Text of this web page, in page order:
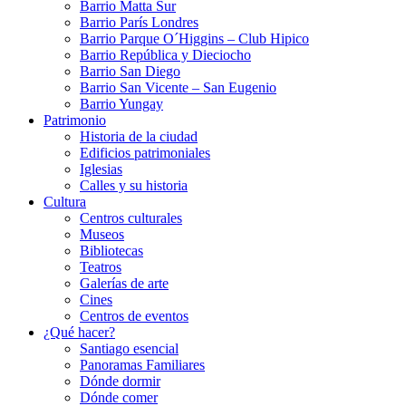
Barrio Matta Sur
Barrio Parí­s Londres
Barrio Parque O´Higgins – Club Hipico
Barrio República y Dieciocho
Barrio San Diego
Barrio San Vicente – San Eugenio
Barrio Yungay
Patrimonio
Historia de la ciudad
Edificios patrimoniales
Iglesias
Calles y su historia
Cultura
Centros culturales
Museos
Bibliotecas
Teatros
Galerí­as de arte
Cines
Centros de eventos
¿Qué hacer?
Santiago esencial
Panoramas Familiares
Dónde dormir
Dónde comer